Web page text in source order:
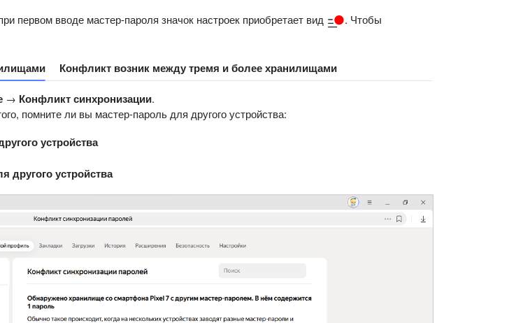
первом вводе мастер-пароля значок настроек приобретает вид
. Чтобы
Конфликт возник между тремя и более хранилищами
→ Конфликт синхронизации.
помните ли вы мастер-пароль для другого устройства:
устройства
другого устройства